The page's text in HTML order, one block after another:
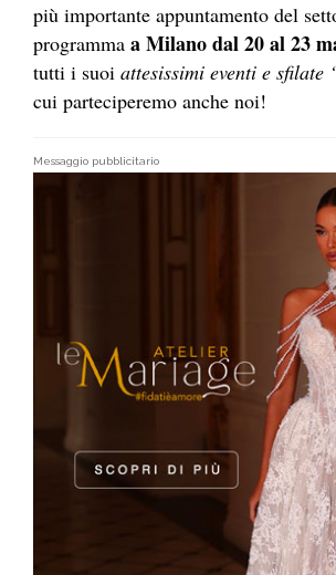
più importante appuntamento del
programma a Milano dal 20 al 23
tutti i suoi attesissimi eventi e sfilate
cui parteciperemo anche noi!
Messaggio pubblicitario